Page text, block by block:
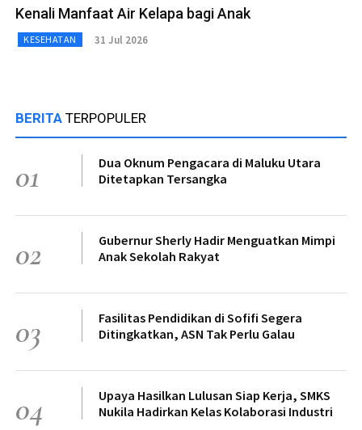
Kenali Manfaat Air Kelapa bagi Anak
KESEHATAN 31 Jul 2026
BERITA TERPOPULER
01
Dua Oknum Pengacara di Maluku Utara
Ditetapkan Tersangka
02
Gubernur Sherly Hadir Menguatkan Mimpi
Anak Sekolah Rakyat
03
Fasilitas Pendidikan di Sofifi Segera
Ditingkatkan, ASN Tak Perlu Galau
04
Upaya Hasilkan Lulusan Siap Kerja, SMKS
Nukila Hadirkan Kelas Kolaborasi Industri